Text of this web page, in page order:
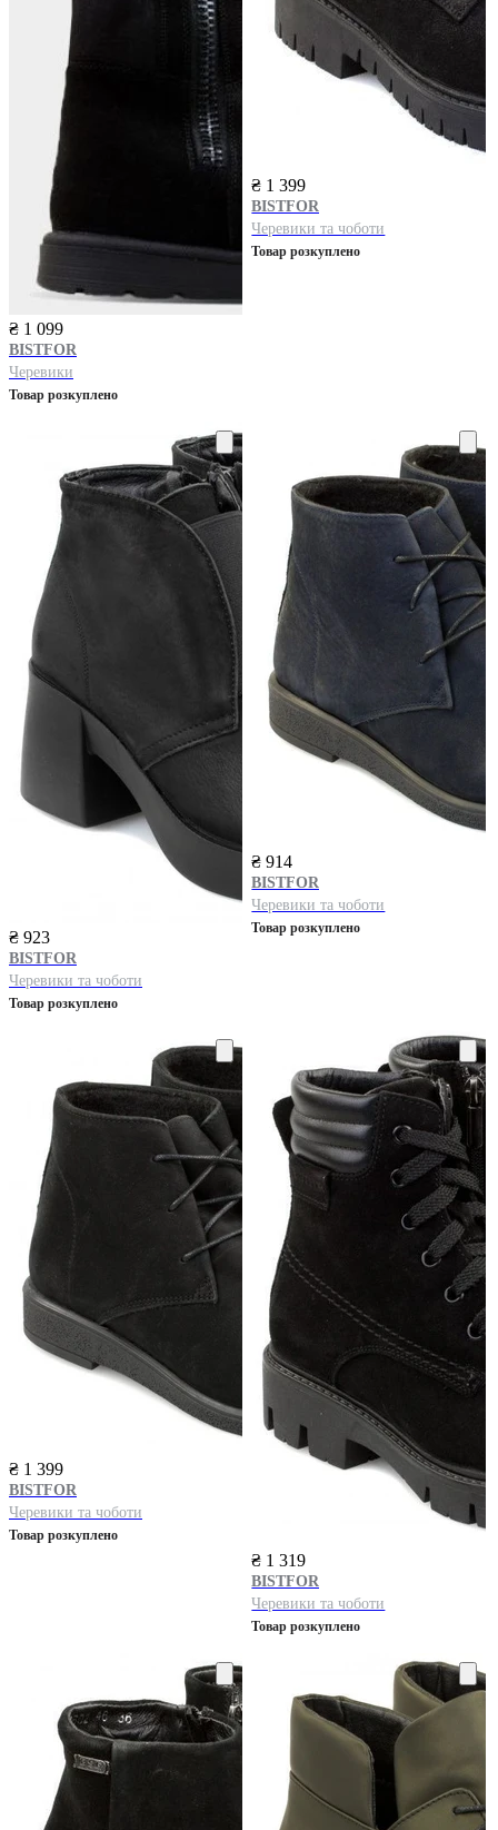
₴ 1 099
BISTFOR
Черевики
Товар розкуплено
₴ 1 399
BISTFOR
Черевики та чоботи
Товар розкуплено
₴ 923
BISTFOR
Черевики та чоботи
Товар розкуплено
₴ 914
BISTFOR
Черевики та чоботи
Товар розкуплено
₴ 1 399
BISTFOR
Черевики та чоботи
Товар розкуплено
₴ 1 319
BISTFOR
Черевики та чоботи
Товар розкуплено